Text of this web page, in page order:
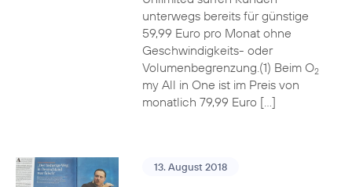
unterwegs bereits für günstige
59,99 Euro pro Monat ohne
Geschwindigkeits- oder
Volumenbegrenzung.(1) Beim O2
my All in One ist im Preis von
monatlich 79,99 Euro […]
13. August 2018